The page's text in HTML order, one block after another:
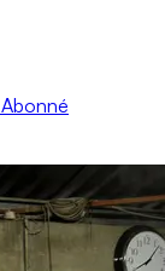
Abonné